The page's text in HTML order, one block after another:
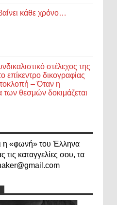
κάθε χρόνο…
στέλεχος της
επίκεντρο δικογραφίας
– Όταν η
των θεσμών δοκιμάζεται
η «φωνή» του Έλληνα
τις καταγγελίες σου, τα